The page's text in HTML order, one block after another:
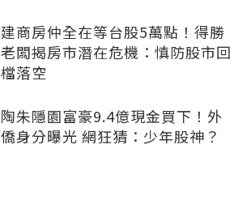
建商房仲全在等台股5萬點！得勝
老闆揭房市潛在危機：慎防股市回
檔落空
陶朱隱園富豪9.4億現金買下！外
僑身分曝光 網狂猜：少年股神？